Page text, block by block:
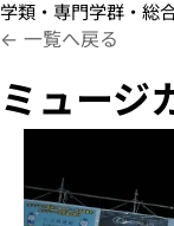
学類・専門学群・総
つくばだいがくみゅ
一覧へ戻る
ミュージ